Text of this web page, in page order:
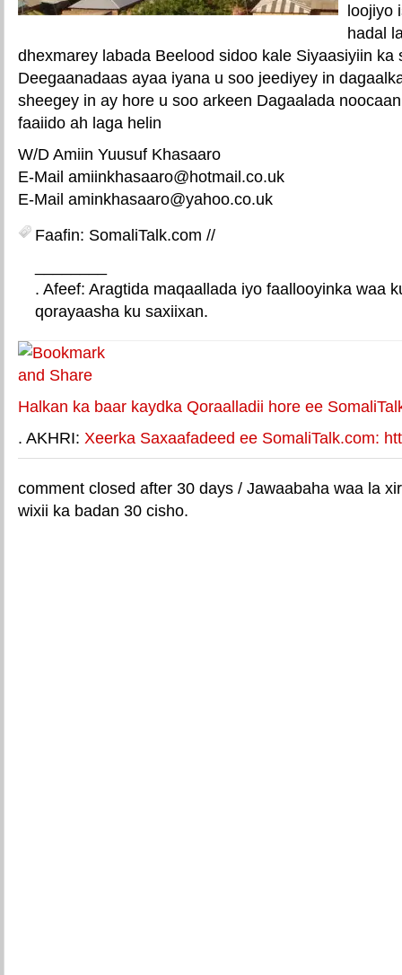
loojiyo
hadal
dhexmarey labada Beelood sidoo kale Siyaasiyiin ka
Deegaanadaas ayaa iyana u soo jeediyey in
sheegey in ay hore u soo arkeen Dagaalada
faaiido ah laga helin
W/D Amiin Yuusuf Khasaaro
E-Mail amiinkhasaaro@hotmail.co.uk
E-Mail aminkhasaaro@yahoo.co.uk
Faafin: SomaliTalk.com //
. Afeef: Aragtida maqaallada iyo faallooyinka waa
qorayaasha ku saxiixan.
Halkan ka baar kaydka Qoraalladii hore ee
. AKHRI: Xeerka Saxaafadeed ee SomaliTalk.com:
comment closed after 30 days / Jawaabaha waa la
wixii ka badan 30 cisho.